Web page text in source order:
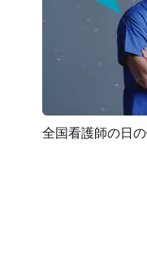
全国看護師の日